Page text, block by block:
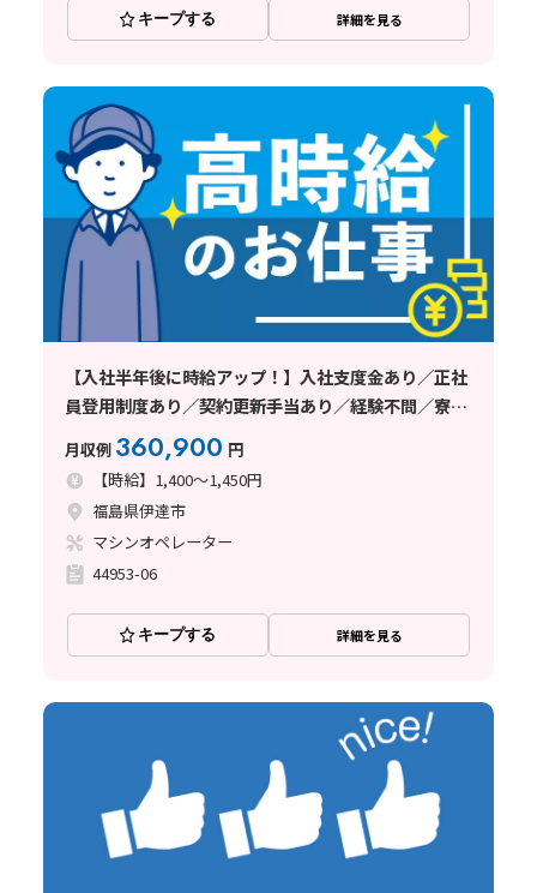
キープする 詳細を見る
【入社半年後に時給アップ！】入社支度金あり／正社
員登用制度あり／契約更新手当あり／経験不問／寮完
月収例 360,900 円
【時給】1,400～1,450円
福島県伊達市
マシンオペレーター
44953-06
キープする 詳細を見る